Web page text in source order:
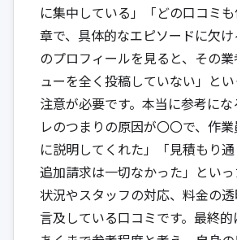
に集中している」「どの口コミ
章で、具体的なエピソードに欠
のプロフィールを見ると、その
ューを全く投稿していない」と
注意が必要です。本当に参考に
レのつまりの原因が〇〇で、作
に説明してくれた」「見積もり通
追加請求は一切なかった」とい
状況やスタッフの対応、料金の
言及している口コミです。最終